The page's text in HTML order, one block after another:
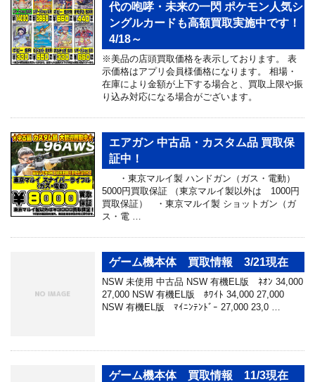
代の咆哮・未来の一閃 ポケモン人気シ
ングルカードも高額買取実施中です！
4/18～
※美品の店頭買取価格を表示しております。 表
示価格はアプリ会員様価格になります。 相場・
在庫により金額が上下する場合と、買取上限や振
り込み対応になる場合がございます。
エアガン 中古品・カスタム品 買取保
証中！
・東京マルイ製 ハンドガン（ガス・電動）
5000円買取保証 （東京マルイ製以外は 1000円
買取保証） ・東京マルイ製 ショットガン（ガ
ス・電 …
ゲーム機本体 買取情報 3/21現在
NSW 未使用 中古品 NSW 有機EL版 ﾈｵﾝ 34,000
27,000 NSW 有機EL版 ﾎﾜｲﾄ 34,000 27,000
NSW 有機EL版 ﾏｲﾆﾝﾃﾝﾄﾞｰ 27,000 23,0 …
ゲーム機本体 買取情報 11/3現在